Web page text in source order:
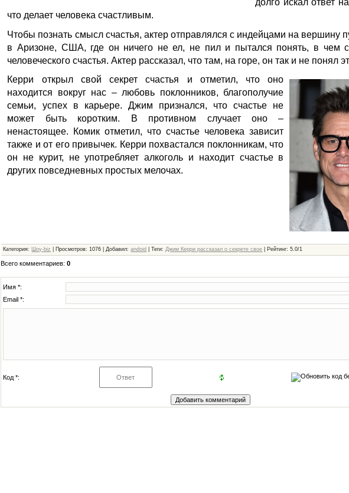
что делает человека счастливым.
Чтобы познать смысл счастья, актер отправлялся с индейцами на вершину
в Аризоне, США, где он ничего не ел, не пил и пытался понять, в чем
человеческого счастья. Актер рассказал, что там, на горе, он так и не понял
Керри открыл свой секрет счастья и отметил, что оно
находится вокруг нас – любовь поклонников, благополучие
семьи, успех в карьере. Джим признался, что счастье не
может быть коротким. В противном случает оно –
ненастоящее. Комик отметил, что счастье человека зависит
также и от его привычек. Керри похвастался поклонникам, что
он не курит, не употребляет алкоголь и находит счастье в
других повседневных простых мелочах.
Категория: Шоу-biz Просмотров: 1076 |Добавил:andoid |Теги:Джим Керри рассказал о секрете свое Рейтинг:5.0/1
Всего комментариев:0
Имя *:
Email *:
Код *: